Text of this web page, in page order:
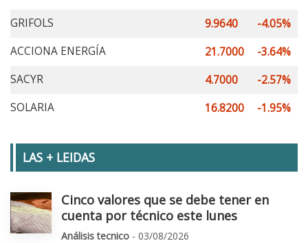
GRIFOLS
9.9640
-4.05%
ACCIONA ENERGÍA
21.7000
-3.64%
SACYR
4.7000
-2.57%
SOLARIA
16.8200 -1.95%
LAS + LEIDAS
Cinco valores que se debe tener en
cuenta por técnico este lunes
Análisis tecnico - 03/08/2026